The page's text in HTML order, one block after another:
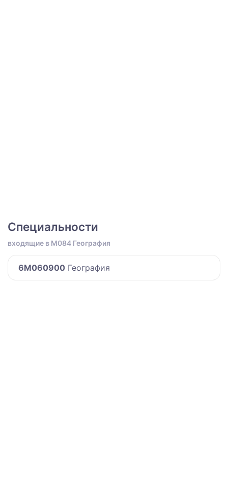
Специальности
входящие в M084 География
6M060900 География